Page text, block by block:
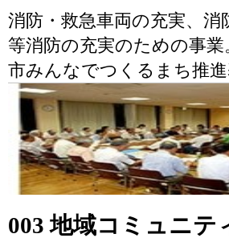
消防・救急車両の充実、消
等消防の充実のための事業
市みんなでつくるまち推
003 地域コミュニテ